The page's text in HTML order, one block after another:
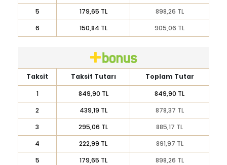
5 179,65 TL
898,26 TL
6
150,84 TL 905,06 TL
Taksit Taksit Tutarı
Toplam Tutar
1
849,90 TL
849,90 TL
2
439,19 TL
878,37 TL
3
295,06 TL
885,17 TL
4
222,99 TL
891,97 TL
5
179,65 TL
898,26 TL